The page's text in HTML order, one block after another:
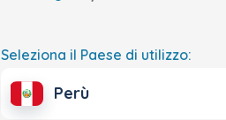
Seleziona il Paese di utilizzo:
Perù